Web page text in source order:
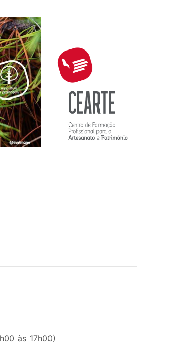
às 17h00)